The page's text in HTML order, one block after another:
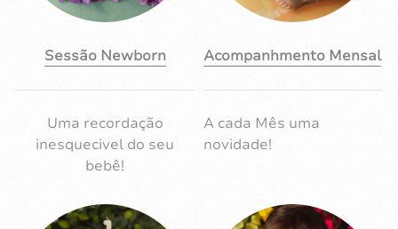
Sessão Newborn
Uma recordação
inesquecivel do seu
bebê!
Acompanhmento Mensal
A cada Mês uma
novidade!